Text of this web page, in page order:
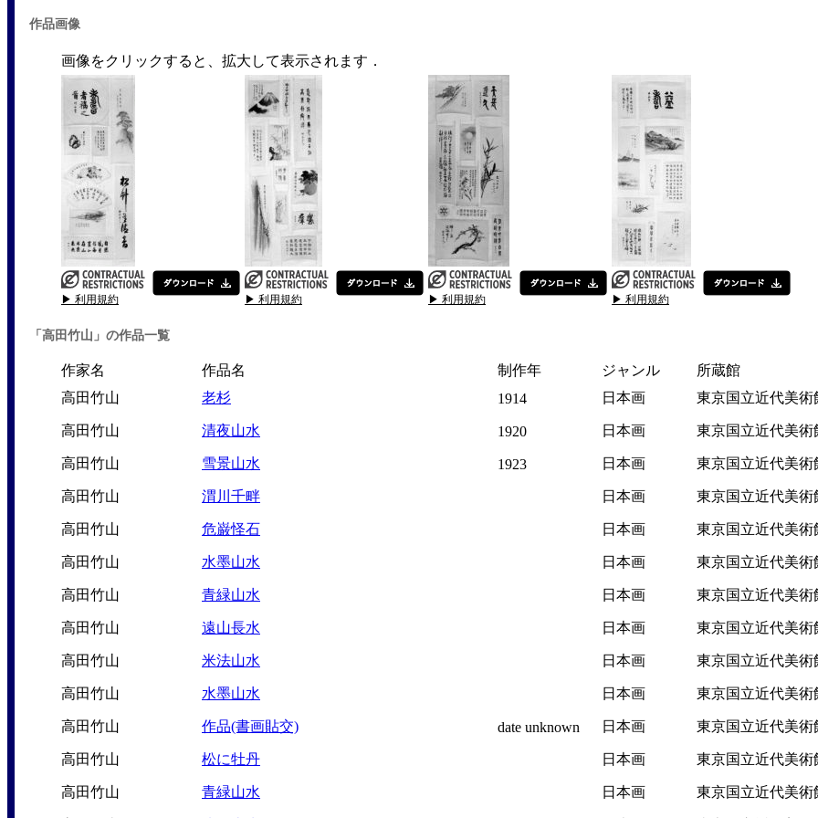
作品画像
画像をクリックすると、拡大して表示されます．
▶ 利用規約 ▶ 利用規約 ▶ 利用規約 ▶ 利用規約
「高田竹山」の作品一覧
作家名 作品名 制作年 ジャンル
所蔵館
高田竹山
老杉 1914 日本画 東京国立近代美術
高田竹山 清夜山水 1920 日本画 東京国立近代美術
高田竹山 雪景山水 1923 日本画 東京国立近代美術
高田竹山 渭川千畔 日本画 東京国立近代美術
高田竹山 危巌怪石 日本画 東京国立近代美術
高田竹山 水墨山水 日本画 東京国立近代美術
高田竹山 青緑山水 日本画 東京国立近代美術
高田竹山 遠山長水 日本画 東京国立近代美術
高田竹山 米法山水 日本画 東京国立近代美術
高田竹山 水墨山水 日本画 東京国立近代美術
高田竹山 作品(書画貼交) date unknown 日本画 東京国立近代美術
高田竹山 松に牡丹 日本画 東京国立近代美術
高田竹山 青緑山水 日本画 東京国立近代美術